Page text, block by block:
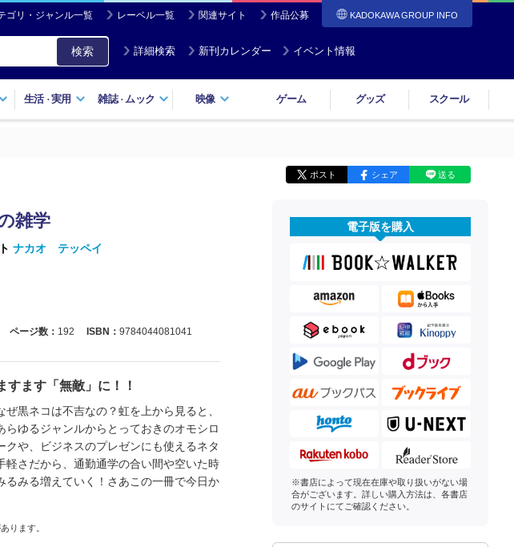
ゴリ・ジャンル一覧 レーベル一覧 関連サイト 作品公募 KADOKAWA GROUP INFO
検索 詳細検索 新刊カレンダー イベント情報
生活・実用 雑誌・ ムック 映像 ゲーム グッズ スクール
ポスト シェア 送る
雑学
ナカオ テッペイ
ページ数： 192 ISBN： 9784044081041
すます「無敵」に！！
ぜ黒ネコは不吉なの？虹を上から見ると、
ゆるジャンルからとっておきのオモシロ
や、ビジネスのプレゼンにも使えるネタ
さだから、通勤通学の合い間や空いた時
るみる増えていく！さあこの一冊で今日か
ります。
電子版を購入
※書店によって現在在庫や取り扱いがない場
合がございます。詳しい購入方法は、各書店
のサイトにてご確認ください。